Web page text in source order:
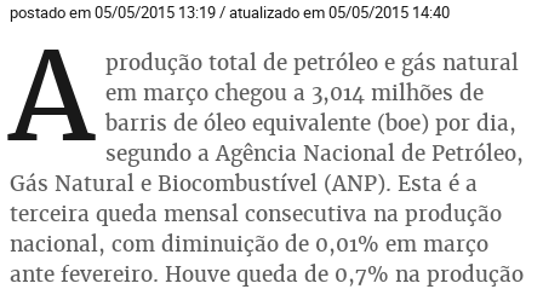
postado em 05/05/2015 13:19 / atualizado em 05/05/2015 14:40
A produção total de petróleo e gás natural
em março chegou a 3,014 milhões de
barris de óleo equivalente (boe) por dia,
segundo a Agência Nacional de Petróleo,
Gás Natural e Biocombustível (ANP). Esta é a
terceira queda mensal consecutiva na produção
nacional, com diminuição de 0,01% em março
ante fevereiro. Houve queda de 0,7% na produção